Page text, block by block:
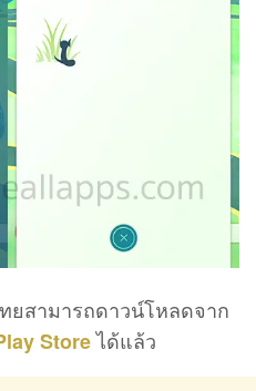
ยสามารถดาวน์โหลดจาก
Storeได้แล้ว